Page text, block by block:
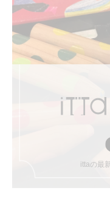
ittaの最